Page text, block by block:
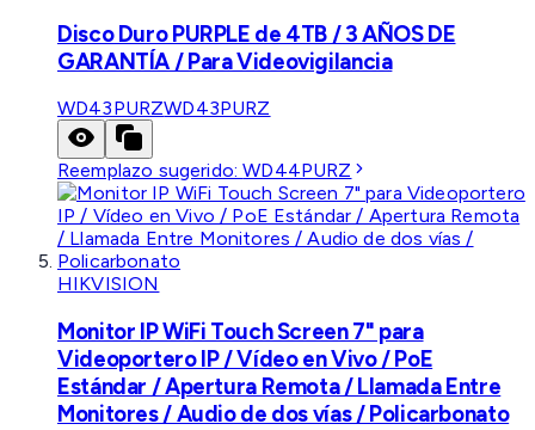
Disco Duro PURPLE de 4TB / 3 AÑOS DE
GARANTÍA / Para Videovigilancia
WD43PURZWD43PURZ
Reemplazo sugerido:WD44PURZ
HIKVISION
Monitor IP WiFi Touch Screen 7" para
Videoportero IP / Vídeo en Vivo / PoE
Estándar / Apertura Remota / Llamada Entre
Monitores / Audio de dos vías / Policarbonato